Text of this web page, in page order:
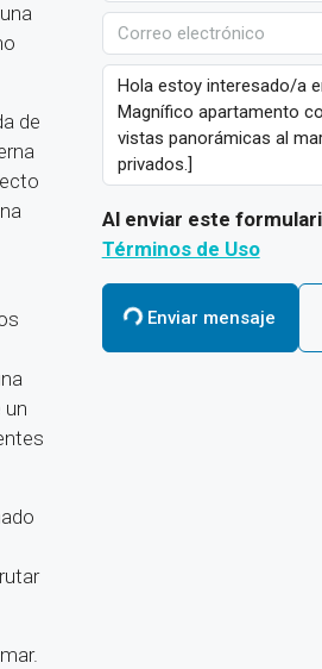
de
un
Al enviar este
Términos de Uso
Enviar mensaje